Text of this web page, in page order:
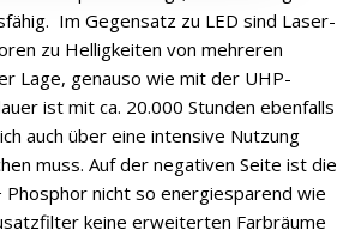
Im Gegensatz zu LED sind Laser-
zu Helligkeiten von mehreren
Lage, genauso wie mit der UHP-
ist mit ca. 20.000 Stunden ebenfalls
auch über eine intensive Nutzung
muss. Auf der negativen Seite ist die
Phosphor nicht so energiesparend wie
keine erweiterten Farbräume